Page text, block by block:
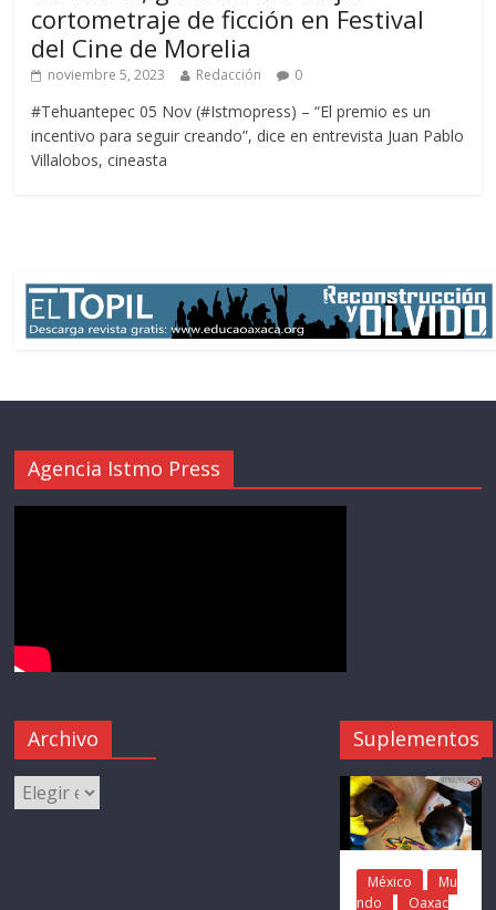
cortometraje de ficción en Festival
del Cine de Morelia
noviembre 5, 2023 Redacción 0
#Tehuantepec 05 Nov (#Istmopress) – “El premio es un
incentivo para seguir creando”, dice en entrevista Juan Pablo
Villalobos, cineasta
Agencia Istmo Press
Archivo Suplementos
México
Mu
ndo
Oaxac